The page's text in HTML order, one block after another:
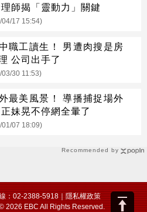
Recommended by
師揭「靈動力」關鍵
04/17 15:54)
職工讀生！ 男遭肉搜是房
公司出手了
30 11:53)
最美風景！ 導播捕捉場外
妹晃不停網全暈了
01/07 18:09)
：02-2388-5918｜隱私權政策
2026 EBC All Rights Reserved.